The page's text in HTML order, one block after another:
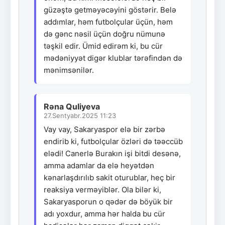
güzəştə getməyəcəyini göstərir. Belə
addımlar, həm futbolçular üçün, həm
də gənc nəsil üçün doğru nümunə
təşkil edir. Ümid edirəm ki, bu cür
mədəniyyət digər klublar tərəfindən də
mənimsənilər.
Rəna Quliyeva
27.Sentyabr.2025 11:23
Vay vay, Sakaryaspor elə bir zərbə
endirib ki, futbolçular özləri də təəccüb
elədi! Canerlə Burakın işi bitdi desənə,
amma adamlar da elə heyətdən
kənarlaşdırılıb sakit oturublar, heç bir
reaksiya verməyiblər. Ola bilər ki,
Sakaryasporun o qədər də böyük bir
adı yoxdur, amma hər halda bu cür